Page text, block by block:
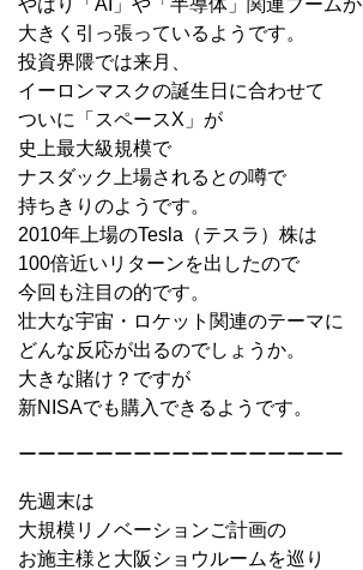
やはり「AI」や「半導体」関連ブームが
大きく引っ張っているようです。
投資界隈では来月、
イーロンマスクの誕生日に合わせて
ついに「スペースX」が
史上最大級規模で
ナスダック上場されるとの噂で
持ちきりのようです。
2010年上場のTesla（テスラ）株は
100倍近いリターンを出したので
今回も注目の的です。
壮大な宇宙・ロケット関連のテーマに
どんな反応が出るのでしょうか。
大きな賭け？ですが
新NISAでも購入できるようです。
ーーーーーーーーーーーーーーーーー
先週末は
大規模リノベーションご計画の
お施主様と大阪ショウルームを巡り